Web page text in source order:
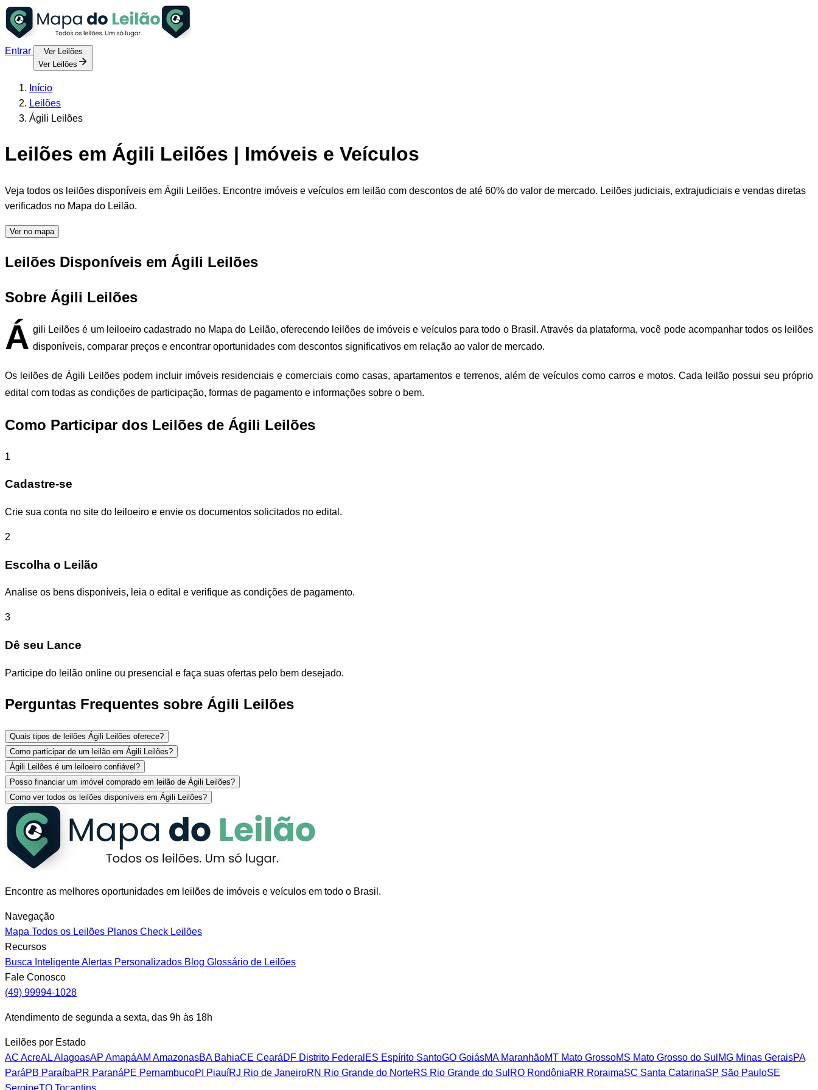
Entrar
Ver Leilões
Ver Leilões
Início
Leilões
Ágili Leilões
Leilões em Ágili Leilões | Imóveis e Veículos
Veja todos os leilões disponíveis em Ágili Leilões. Encontre imóveis e veículos em leilão com descontos de até 60% do valor de mercado. Leilões judiciais, extrajudiciais e vendas diretas
verificados no Mapa do Leilão.
Ver no mapa
Leilões Disponíveis em Ágili Leilões
Sobre Ágili Leilões
Á gili Leilões é um leiloeiro cadastrado no Mapa do Leilão, oferecendo leilões de imóveis e veículos para todo o Brasil. Através da plataforma, você pode acompanhar todos os leilões
disponíveis, comparar preços e encontrar oportunidades com descontos significativos em relação ao valor de mercado.
Os leilões de Ágili Leilões podem incluir imóveis residenciais e comerciais como casas, apartamentos e terrenos, além de veículos como carros e motos. Cada leilão possui seu próprio
edital com todas as condições de participação, formas de pagamento e informações sobre o bem.
Como Participar dos Leilões de Ágili Leilões
1
Cadastre-se
Crie sua conta no site do leiloeiro e envie os documentos solicitados no edital.
2
Escolha o Leilão
Analise os bens disponíveis, leia o edital e verifique as condições de pagamento.
3
Dê seu Lance
Participe do leilão online ou presencial e faça suas ofertas pelo bem desejado.
Perguntas Frequentes sobre Ágili Leilões
Quais tipos de leilões Ágili Leilões oferece?
Como participar de um leilão em Ágili Leilões?
Ágili Leilões é um leiloeiro confiável?
Posso financiar um imóvel comprado em leilão de Ágili Leilões?
Como ver todos os leilões disponíveis em Ágili Leilões?
Encontre as melhores oportunidades em leilões de imóveis e veículos em todo o Brasil.
Navegação
Mapa Todos os Leilões Planos Check Leilões
Recursos
Busca InteligenteAlertas Personalizados Blog Glossário de Leilões
Fale Conosco
(49) 99994-1028
Atendimento de segunda a sexta, das 9h às 18h
Leilões por Estado
AC AcreALAlagoasAP AmapáAM AmazonasBABahiaCE CearáDF Distrito Federal ES Espírito SantoGO GoiásMAMaranhãoMT Mato GrossoMS Mato Grosso do Sul MG Minas GeraisPA
ParáPB ParaíbaPR ParanáPE PernambucoPI PiauíRJ Rio de JaneiroRN Rio Grande do NorteRS Rio Grande do Sul RO RondôniaRR RoraimaSC Santa CatarinaSP São PauloSE
SergipeTO Tocantins